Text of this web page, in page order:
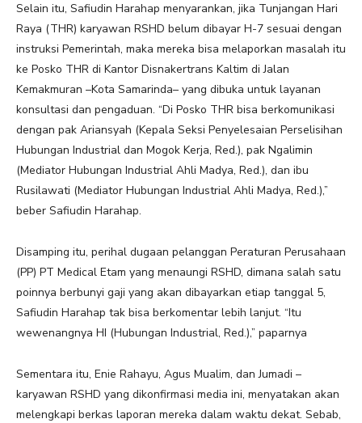
Selain itu, Safiudin Harahap menyarankan, jika Tunjangan Hari
Raya (THR) karyawan RSHD belum dibayar H-7 sesuai dengan
instruksi Pemerintah, maka mereka bisa melaporkan masalah itu
ke Posko THR di Kantor Disnakertrans Kaltim di Jalan
Kemakmuran –Kota Samarinda– yang dibuka untuk layanan
konsultasi dan pengaduan. “Di Posko THR bisa berkomunikasi
dengan pak Ariansyah (Kepala Seksi Penyelesaian Perselisihan
Hubungan Industrial dan Mogok Kerja, Red.), pak Ngalimin
(Mediator Hubungan Industrial Ahli Madya, Red.), dan ibu
Rusilawati (Mediator Hubungan Industrial Ahli Madya, Red.),”
beber Safiudin Harahap.
Disamping itu, perihal dugaan pelanggan Peraturan Perusahaan
(PP) PT Medical Etam yang menaungi RSHD, dimana salah satu
poinnya berbunyi gaji yang akan dibayarkan etiap tanggal 5,
Safiudin Harahap tak bisa berkomentar lebih lanjut. “Itu
wewenangnya HI (Hubungan Industrial, Red.),” paparnya
Sementara itu, Enie Rahayu, Agus Mualim, dan Jumadi –
karyawan RSHD yang dikonfirmasi media ini, menyatakan akan
melengkapi berkas laporan mereka dalam waktu dekat. Sebab,